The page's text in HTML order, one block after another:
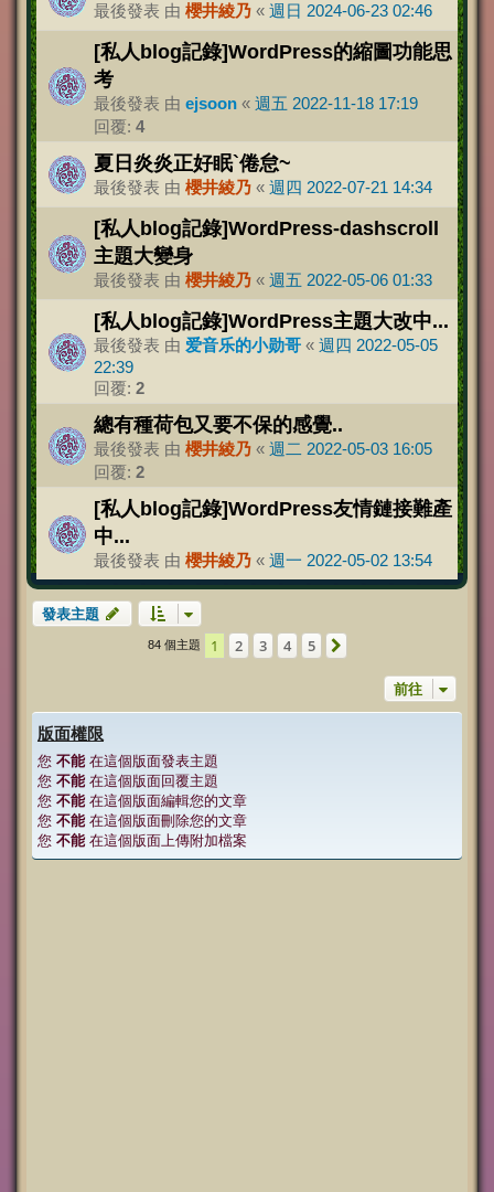
最後發表 由 櫻井綾乃 « 週日 2024-06-23 02:46
[私人blog記錄]WordPress的縮圖功能思
考
最後發表 由 ejsoon « 週五 2022-11-18 17:19
回覆: 4
夏日炎炎正好眠`倦怠~
最後發表 由 櫻井綾乃 « 週四 2022-07-21 14:34
[私人blog記錄]WordPress-dashscroll
主題大變身
最後發表 由 櫻井綾乃 « 週五 2022-05-06 01:33
[私人blog記錄]WordPress主題大改中...
最後發表 由 爱音乐的小勋哥 « 週四 2022-05-05
22:39
回覆: 2
總有種荷包又要不保的感覺..
最後發表 由 櫻井綾乃 « 週二 2022-05-03 16:05
回覆: 2
[私人blog記錄]WordPress友情鏈接難產
中...
最後發表 由 櫻井綾乃 « 週一 2022-05-02 13:54
發表主題
84 個主題 1 2 3 4 5
前往
版面權限
您 不能在這個版面發表主題
您 不能在這個版面回覆主題
您 不能在這個版面編輯您的文章
您 不能在這個版面刪除您的文章
您 不能在這個版面上傳附加檔案